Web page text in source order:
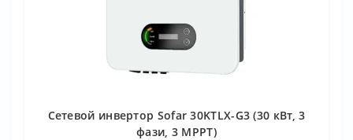
Сетевой инвертор Sofar 30KTLX-G3 (30 кВт, 3
фази, 3 MPPT)